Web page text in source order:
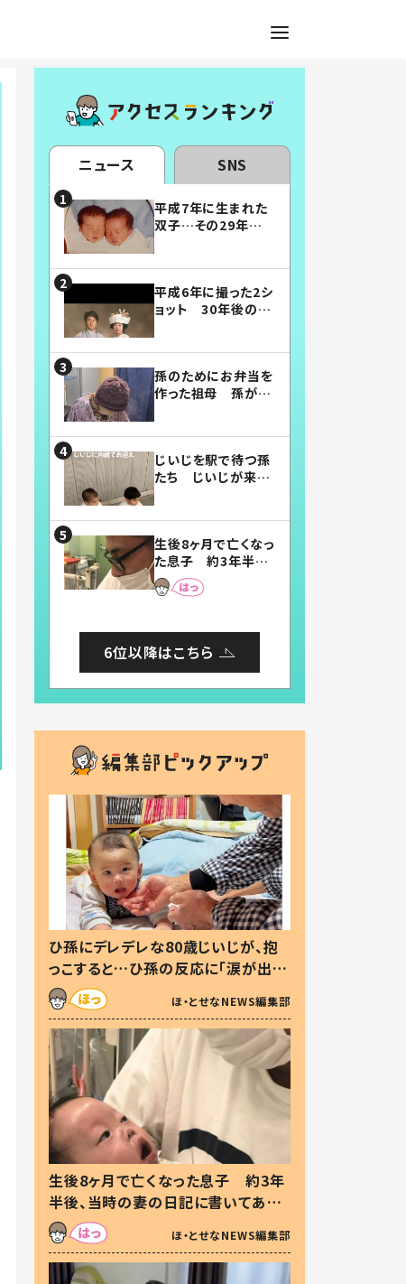
ニュース SNS
平成7年に生まれた
双子…その29年後
平成6年に撮った2シ
ョット 30年後の姿
孫のためにお弁当を
作った祖母 孫が絶
じいじを駅で待つ孫
たち じいじが来た
まらない」「幸せにな
れる」
生後8ヶ月で亡くなっ
た息子 約3年半
後、当時の妻の日記
に書いてあった本音
6位以降はこちら
ひ孫にデレデレな80歳じいじが、抱
っこすると…ひ孫の反応に「涙が出ま
した」「可愛くて仕方ない」
ほ・とせなNEWS編集部
生後8ヶ月で亡くなった息子 約3年
半後、当時の妻の日記に書いてあっ
た本音とは
ほ・とせなNEWS編集部